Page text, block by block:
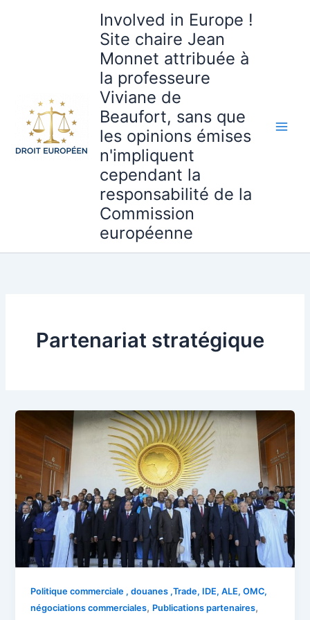
Involved in Europe !
Site chaire Jean
Monnet attribuée à
la professeure
Viviane de
Beaufort, sans que
les opinions émises
n'impliquent
cependant la
responsabilité de la
Commission
européenne
Partenariat stratégique
Politique commerciale , douanes ,Trade, IDE, ALE, OMC,
négociations commerciales, Publications partenaires,